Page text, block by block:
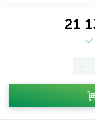
21
-